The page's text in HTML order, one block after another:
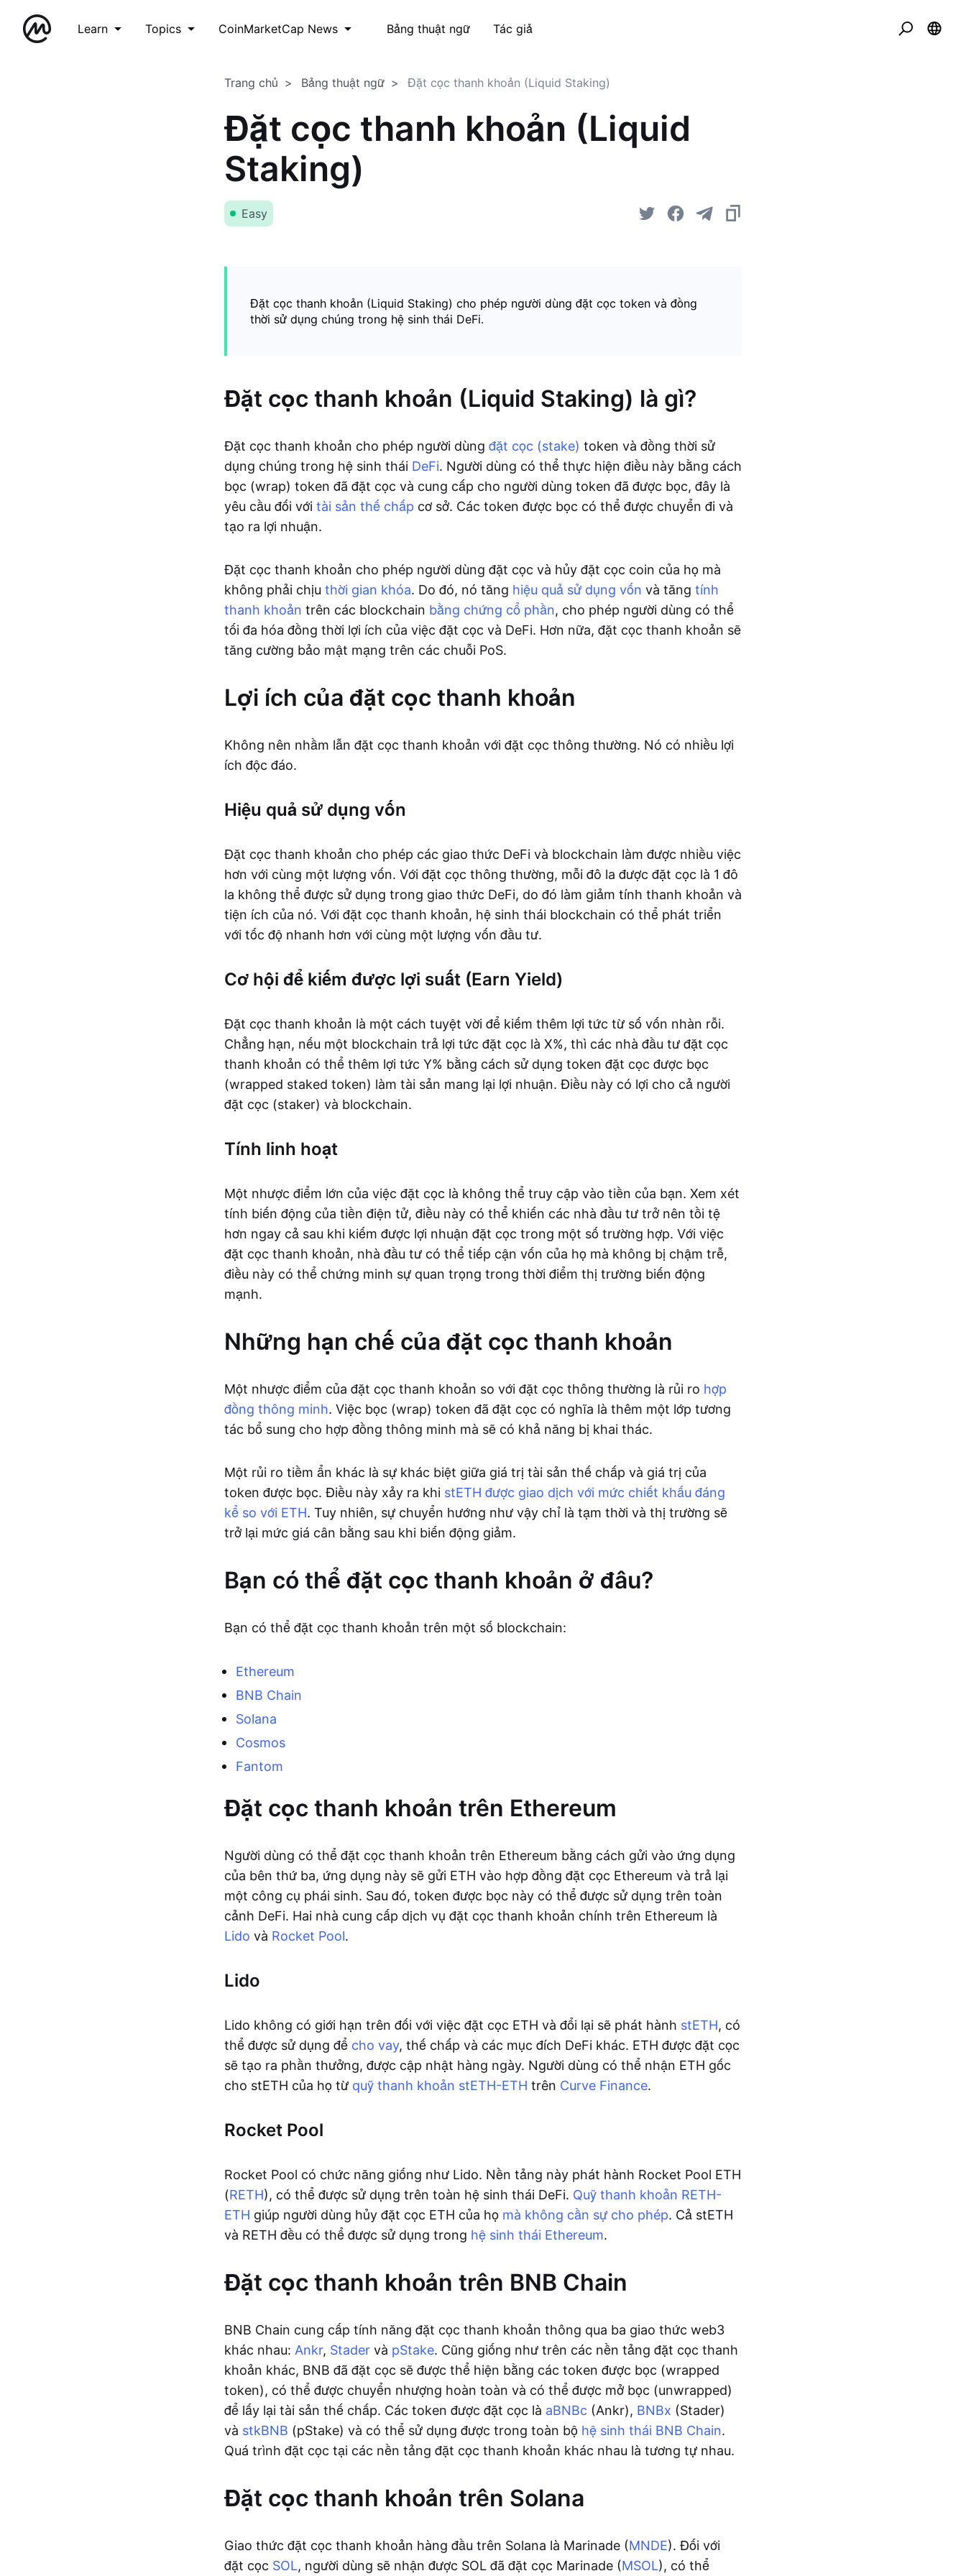
Learn Topics CoinMarketCap News Bảng thuật ngữ Tác giả
Trang chủ Bảng thuật ngữ Đặt cọc thanh khoản (Liquid Staking)
Đặt cọc thanh khoản (Liquid
Staking)
Easy
Đặt cọc thanh khoản (Liquid Staking) cho phép người dùng đặt cọc token và đồng
thời sử dụng chúng trong hệ sinh thái DeFi.
Đặt cọc thanh khoản (Liquid Staking) là gì?
Đặt cọc thanh khoản cho phép người dùng đặt cọc (stake) token và đồng thời sử
dụng chúng trong hệ sinh thái DeFi. Người dùng có thể thực hiện điều này bằng cách
bọc (wrap) token đã đặt cọc và cung cấp cho người dùng token đã được bọc, đây là
yêu cầu đối với tài sản thế chấp cơ sở. Các token được bọc có thể được chuyển đi và
tạo ra lợi nhuận.
Đặt cọc thanh khoản cho phép người dùng đặt cọc và hủy đặt cọc coin của họ mà
không phải chịu thời gian khóa. Do đó, nó tăng hiệu quả sử dụng vốn và tăng tính
thanh khoản trên các blockchain bằng chứng cổ phần, cho phép người dùng có thể
tối đa hóa đồng thời lợi ích của việc đặt cọc và DeFi. Hơn nữa, đặt cọc thanh khoản sẽ
tăng cường bảo mật mạng trên các chuỗi PoS.
Lợi ích của đặt cọc thanh khoản
Không nên nhầm lẫn đặt cọc thanh khoản với đặt cọc thông thường. Nó có nhiều lợi
ích độc đáo.
Hiệu quả sử dụng vốn
Đặt cọc thanh khoản cho phép các giao thức DeFi và blockchain làm được nhiều việc
hơn với cùng một lượng vốn. Với đặt cọc thông thường, mỗi đô la được đặt cọc là 1 đô
la không thể được sử dụng trong giao thức DeFi, do đó làm giảm tính thanh khoản và
tiện ích của nó. Với đặt cọc thanh khoản, hệ sinh thái blockchain có thể phát triển
với tốc độ nhanh hơn với cùng một lượng vốn đầu tư.
Cơ hội để kiếm được lợi suất (Earn Yield)
Đặt cọc thanh khoản là một cách tuyệt vời để kiếm thêm lợi tức từ số vốn nhàn rỗi.
Chẳng hạn, nếu một blockchain trả lợi tức đặt cọc là X%, thì các nhà đầu tư đặt cọc
thanh khoản có thể thêm lợi tức Y% bằng cách sử dụng token đặt cọc được bọc
(wrapped staked token) làm tài sản mang lại lợi nhuận. Điều này có lợi cho cả người
đặt cọc (staker) và blockchain.
Tính linh hoạt
Một nhược điểm lớn của việc đặt cọc là không thể truy cập vào tiền của bạn. Xem xét
tính biến động của tiền điện tử, điều này có thể khiến các nhà đầu tư trở nên tồi tệ
hơn ngay cả sau khi kiếm được lợi nhuận đặt cọc trong một số trường hợp. Với việc
đặt cọc thanh khoản, nhà đầu tư có thể tiếp cận vốn của họ mà không bị chậm trễ,
điều này có thể chứng minh sự quan trọng trong thời điểm thị trường biến động
mạnh.
Những hạn chế của đặt cọc thanh khoản
Một nhược điểm của đặt cọc thanh khoản so với đặt cọc thông thường là rủi ro hợp
đồng thông minh. Việc bọc (wrap) token đã đặt cọc có nghĩa là thêm một lớp tương
tác bổ sung cho hợp đồng thông minh mà sẽ có khả năng bị khai thác.
Một rủi ro tiềm ẩn khác là sự khác biệt giữa giá trị tài sản thế chấp và giá trị của
token được bọc. Điều này xảy ra khi stETH được giao dịch với mức chiết khấu đáng
kể so với ETH. Tuy nhiên, sự chuyển hướng như vậy chỉ là tạm thời và thị trường sẽ
trở lại mức giá cân bằng sau khi biến động giảm.
Bạn có thể đặt cọc thanh khoản ở đâu?
Bạn có thể đặt cọc thanh khoản trên một số blockchain:
Ethereum
BNB Chain
Solana
Cosmos
Fantom
Đặt cọc thanh khoản trên Ethereum
Người dùng có thể đặt cọc thanh khoản trên Ethereum bằng cách gửi vào ứng dụng
của bên thứ ba, ứng dụng này sẽ gửi ETH vào hợp đồng đặt cọc Ethereum và trả lại
một công cụ phái sinh. Sau đó, token được bọc này có thể được sử dụng trên toàn
cảnh DeFi. Hai nhà cung cấp dịch vụ đặt cọc thanh khoản chính trên Ethereum là
Lido và Rocket Pool.
Lido
Lido không có giới hạn trên đối với việc đặt cọc ETH và đổi lại sẽ phát hành stETH, có
thể được sử dụng để cho vay, thế chấp và các mục đích DeFi khác. ETH được đặt cọc
sẽ tạo ra phần thưởng, được cập nhật hàng ngày. Người dùng có thể nhận ETH gốc
cho stETH của họ từ quỹ thanh khoản stETH-ETH trên Curve Finance.
Rocket Pool
Rocket Pool có chức năng giống như Lido. Nền tảng này phát hành Rocket Pool ETH
(RETH), có thể được sử dụng trên toàn hệ sinh thái DeFi. Quỹ thanh khoản RETH-
ETH giúp người dùng hủy đặt cọc ETH của họ mà không cần sự cho phép. Cả stETH
và RETH đều có thể được sử dụng trong hệ sinh thái Ethereum.
Đặt cọc thanh khoản trên BNB Chain
BNB Chain cung cấp tính năng đặt cọc thanh khoản thông qua ba giao thức web3
khác nhau: Ankr, Stader và pStake. Cũng giống như trên các nền tảng đặt cọc thanh
khoản khác, BNB đã đặt cọc sẽ được thể hiện bằng các token được bọc (wrapped
token), có thể được chuyển nhượng hoàn toàn và có thể được mở bọc (unwrapped)
để lấy lại tài sản thế chấp. Các token được đặt cọc là aBNBc (Ankr), BNBx (Stader)
và stkBNB (pStake) và có thể sử dụng được trong toàn bộ hệ sinh thái BNB Chain.
Quá trình đặt cọc tại các nền tảng đặt cọc thanh khoản khác nhau là tương tự nhau.
Đặt cọc thanh khoản trên Solana
Giao thức đặt cọc thanh khoản hàng đầu trên Solana là Marinade (MNDE). Đối với
đặt cọc SOL, người dùng sẽ nhận được SOL đã đặt cọc Marinade (MSOL), có thể